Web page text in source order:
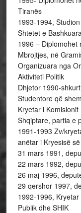
Tiranës
1993-1994,
Shtetet e
1996 – Diplomohet
Mbrojtjes, në
Organizuara nga
Aktiviteti Politik
Dhjetor 1990-
Studentore që
Kryetar i
Shqiptare, partia e
1991-1993 Zv/
anëtar i Kryesisë
31 mars 1991,
22 mars 1992,
26 maj 1996,
29 qershor 1997,
1992-1996,
Publik dhe SHIK